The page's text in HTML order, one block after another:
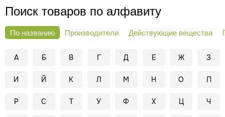
Поиск товаров по алфавиту
По названию Производители Действующие вещества
А Б В Г Д Е Ж З
И Й К Л М Н О П
Р С Т У Ф Х Ц Ч